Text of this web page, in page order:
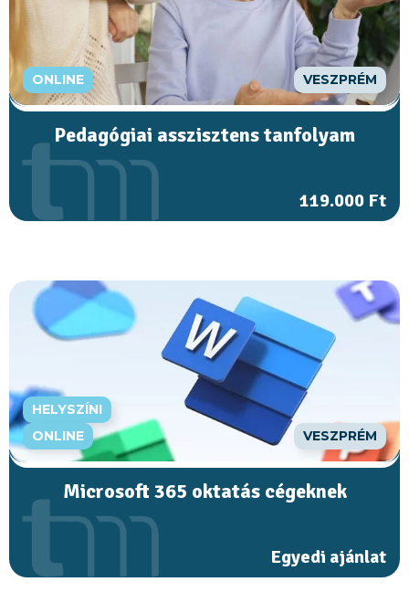
ONLINE VESZPRÉM
Pedagógiai asszisztens tanfolyam
119.000 Ft
HELYSZÍNI
ONLINE
VESZPRÉM
Microsoft 365 oktatás cégeknek
Egyedi ajánlat